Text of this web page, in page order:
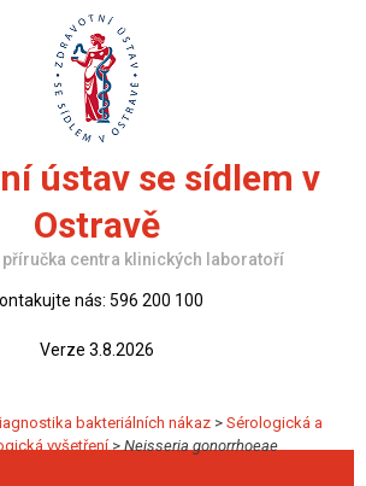
ústav se sídlem v
Ostravě
příručka centra klinických laboratoří
nás: 596 200 100
Verze 3.8.2026
bakteriálních nákaz > Sérologická a
vyšetření>Neisseria gonorrhoeae